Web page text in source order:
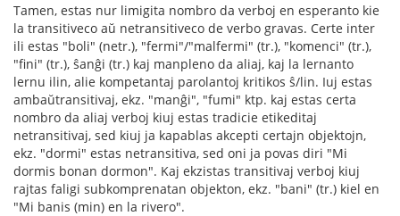
Tamen, estas nur limigita nombro da verboj en esperanto kie
la transitiveco aŭ netransitiveco de verbo gravas. Certe inter
ili estas "boli" (netr.), "fermi"/"malfermi" (tr.), "komenci" (tr.),
"fini" (tr.), ŝanĝi (tr.) kaj manpleno da aliaj, kaj la lernanto
lernu ilin, alie kompetantaj parolantoj kritikos ŝ/lin. Iuj estas
ambaŭtransitivaj, ekz. "manĝi", "fumi" ktp. kaj estas certa
nombro da aliaj verboj kiuj estas tradicie etikeditaj
netransitivaj, sed kiuj ja kapablas akcepti certajn objektojn,
ekz. "dormi" estas netransitiva, sed oni ja povas diri "Mi
dormis bonan dormon". Kaj ekzistas transitivaj verboj kiuj
rajtas faligi subkomprenatan objekton, ekz. "bani" (tr.) kiel en
"Mi banis (min) en la rivero".